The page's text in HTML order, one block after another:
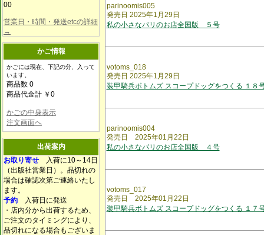
00
営業日・時間・発送etcの詳細
→
かご情報
かごには現在、下記の分、入って
います。
商品数 0
商品代金計 ￥0
かごの中身表示
注文画面へ
出荷案内
お取り寄せ 入荷に10～14日
（出版社営業日）。品切れの
場合は確認次第ご連絡いたし
ます。
予約 入荷日に発送
・店内分から出荷するため、
ご注文のタイミングにより、
品切れになる場合もございま
parinoomis005
発売日 2025年1月29日
私の小さなパリのお店全国版 ５号
votoms_018
発売日 2025年1月29日
装甲騎兵ボトムズ スコープドッグをつくる １８
parinoomis004
発売日 2025年01月22日
私の小さなパリのお店全国版 ４号
votoms_017
発売日 2025年01月22日
装甲騎兵ボトムズ スコープドッグをつくる １７